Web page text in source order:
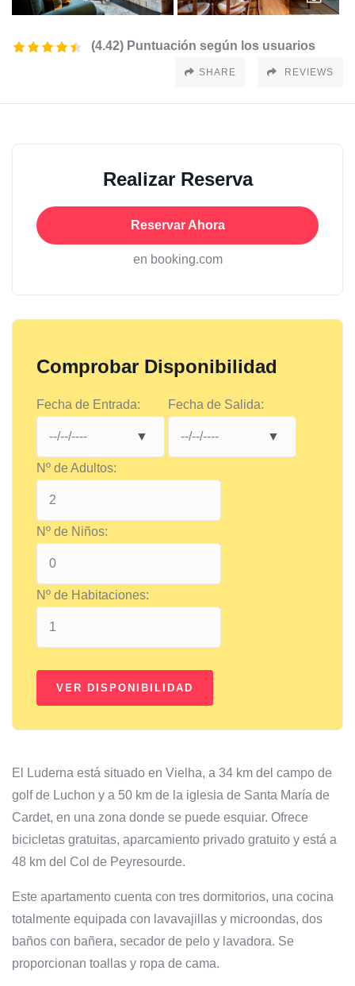
(4.42) Puntuación según los usuarios
SHARE REVIEWS
Realizar Reserva
Reservar Ahora
en booking.com
Comprobar Disponibilidad
Fecha de Entrada: Fecha de Salida:
Nº de Adultos:
Nº de Niños:
Nº de Habitaciones:
El Luderna está situado en Vielha, a 34 km del campo de
golf de Luchon y a 50 km de la iglesia de Santa María de
Cardet, en una zona donde se puede esquiar. Ofrece
bicicletas gratuitas, aparcamiento privado gratuito y está a
48 km del Col de Peyresourde.
Este apartamento cuenta con tres dormitorios, una cocina
totalmente equipada con lavavajillas y microondas, dos
baños con bañera, secador de pelo y lavadora. Se
proporcionan toallas y ropa de cama.